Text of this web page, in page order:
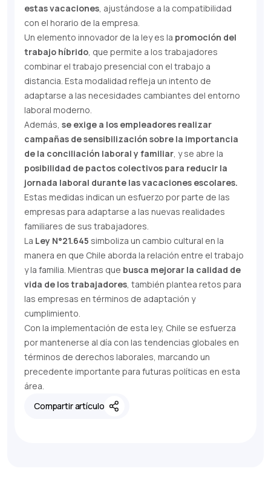
estas vacaciones, ajustándose a la compatibilidad
con el horario de la empresa.
Un elemento innovador de la ley es la promoción del
trabajo híbrido, que permite a los trabajadores
combinar el trabajo presencial con el trabajo a
distancia. Esta modalidad refleja un intento de
adaptarse a las necesidades cambiantes del entorno
laboral moderno.
Además, se exige a los empleadores realizar
campañas de sensibilización sobre la importancia
de la conciliación laboral y familiar, y se abre la
posibilidad de pactos colectivos para reducir la
jornada laboral durante las vacaciones escolares.
Estas medidas indican un esfuerzo por parte de las
empresas para adaptarse a las nuevas realidades
familiares de sus trabajadores.
La Ley N°21.645 simboliza un cambio cultural en la
manera en que Chile aborda la relación entre el trabajo
y la familia. Mientras que busca mejorar la calidad de
vida de los trabajadores, también plantea retos para
las empresas en términos de adaptación y
cumplimiento.
Con la implementación de esta ley, Chile se esfuerza
por mantenerse al día con las tendencias globales en
términos de derechos laborales, marcando un
precedente importante para futuras políticas en esta
área.
Compartir artículo